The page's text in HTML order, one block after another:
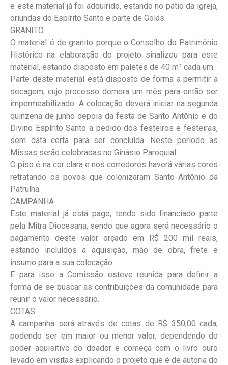
e este material já foi adquirido, estando no pátio da igreja,
oriundas do Espírito Santo e parte de Goiás.
GRANITO
O material é de granito porque o Conselho do Patrimônio
Histórico na elaboração do projeto sinalizou para este
material, estando disposto em paletes de 40 m² cada um.
Parte deste material está disposto de forma a permitir a
secagem, cujo processo demora um mês para então ser
impermeabilizado. A colocação deverá iniciar na segunda
quinzena de junho depois da festa de Santo Antônio e do
Divino Espírito Santo a pedido dos festeiros e festeiras,
sem data certa para ser concluída. Neste período as
Missas serão celebradas no Ginásio Paroquial.
O piso é na cor clara e nos corredores haverá várias cores
retratando os povos que colonizaram Santo Antônio da
Patrulha.
CAMPANHA
Este material já está pago, tendo sido financiado parte
pela Mitra Diocesana, sendo que agora será necessário o
pagamento deste valor orçado em R$ 200 mil reais,
estando incluídos a aquisição, mão de obra, frete e
insumo para a sua colocação.
E para isso a Comissão esteve reunida para definir a
forma de se buscar as contribuições da comunidade para
reunir o valor necessário.
COTAS
A campanha será através de cotas de R$ 350,00 cada,
podendo ser em maior ou menor valor, dependendo do
poder aquisitivo do doador e começa com o livro ouro
levado em visitas explicando o projeto que é de autoria do